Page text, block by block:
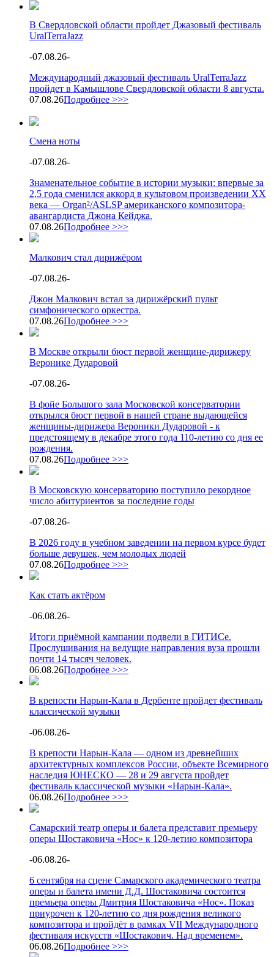
В Свердловской области пройдет Джазовый фестиваль
UralTerraJazz
-07.08.26-
Международный джазовый фестиваль UralTerraJazz
пройдет в Камышлове Свердловской области 8 августа.
07.08.26Подробнее >>>
Смена ноты
-07.08.26-
Знаменательное событие в истории музыки: впервые за
2,5 года сменился аккорд в культовом произведении XX
века — Organ²/ASLSP американского композитора-
авангардиста Джона Кейджа.
07.08.26Подробнее >>>
Малкович стал дирижёром
-07.08.26-
Джон Малкович встал за дирижёрский пульт
симфонического оркестра.
07.08.26Подробнее >>>
В Москве открыли бюст первой женщине-дирижеру
Веронике Дударовой
-07.08.26-
В фойе Большого зала Московской консерватории
открылся бюст первой в нашей стране выдающейся
женщины-дирижера Вероники Дударовой - к
предстоящему в декабре этого года 110-летию со дня ее
рождения.
07.08.26Подробнее >>>
В Московскую консерваторию поступило рекордное
число абитуриентов за последние годы
-07.08.26-
В 2026 году в учебном заведении на первом курсе будет
больше девушек, чем молодых людей
07.08.26Подробнее >>>
Как стать актёром
-06.08.26-
Итоги приёмной кампании подвели в ГИТИСе.
Прослушивания на ведущие направления вуза прошли
почти 14 тысяч человек.
06.08.26Подробнее >>>
В крепости Нарын-Кала в Дербенте пройдет фестиваль
классической музыки
-06.08.26-
В крепости Нарын-Кала — одном из древнейших
архитектурных комплексов России, объекте Всемирного
наследия ЮНЕСКО — 28 и 29 августа пройдет
фестиваль классической музыки «Нарын-Кала».
06.08.26Подробнее >>>
Самарский театр оперы и балета представит премьеру
оперы Шостаковича «Нос» к 120-летию композитора
-06.08.26-
6 сентября на сцене Самарского академического театра
оперы и балета имени Д.Д. Шостаковича состоится
премьера оперы Дмитрия Шостаковича «Нос». Показ
приурочен к 120-летию со дня рождения великого
композитора и пройдёт в рамках VII Международного
фестиваля искусств «Шостакович. Над временем».
06.08.26Подробнее >>>